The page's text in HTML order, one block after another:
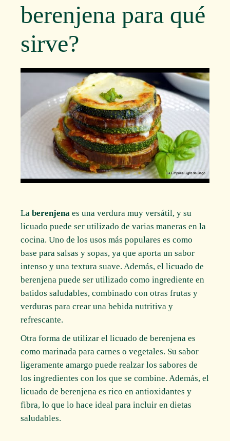
berenjena para qué
sirve?
Laberenjena es una verdura muy versátil, y su
licuado puede ser utilizado de varias maneras en la
cocina. Uno de los usos más populares es como
base para salsas y sopas, ya que aporta un sabor
intenso y una textura suave. Además, el licuado de
berenjena puede ser utilizado como ingrediente en
batidos saludables, combinado con otras frutas y
verduras para crear una bebida nutritiva y
refrescante.
Otra forma de utilizar el licuado de berenjena es
como marinada para carnes o vegetales. Su sabor
ligeramente amargo puede realzar los sabores de
los ingredientes con los que se combine. Además, el
licuado de berenjena es rico en antioxidantes y
fibra, lo que lo hace ideal para incluir en dietas
saludables.